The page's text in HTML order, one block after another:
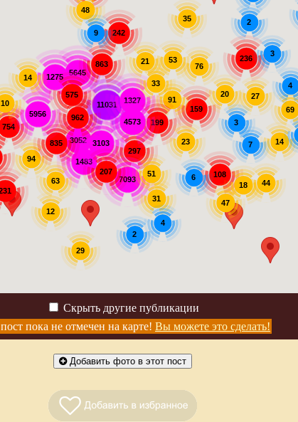
1483
3052
94
5645
3103
11031
754
297
29
159
236
835 14
5956 962
7093
242
863
1275
1327 27
76
44
48
91
21
199
63
20
108
12
51
35
69
31
7
10
3
47
4
4573
23
4
575
33
53
2
2
18
3
14
207
6
9
Скрыть другие публикации
пока не отмечен на карте! Вы можете это сделать!
Добавить фото в этот пост